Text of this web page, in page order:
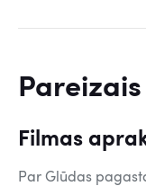
Filmas
Par Glūdas